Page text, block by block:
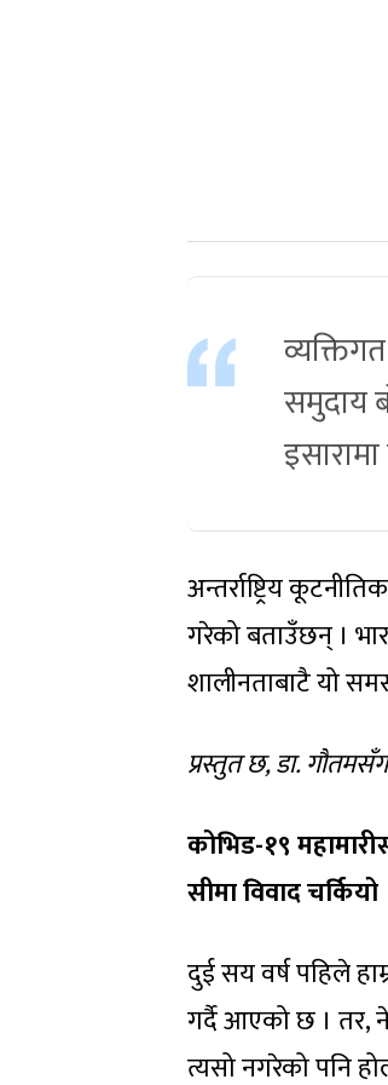
समुदाय
अन्तर्राष्ट्रिय
गरेको बताउँछन् ।
शालीनताबाटै यो
प्रस्तुत छ, डा.
कोभिड-१९
सीमा विवाद
दुई सय वर्ष पहिले
गर्दै आएको छ । तर,
त्यसो नगरेको पनि